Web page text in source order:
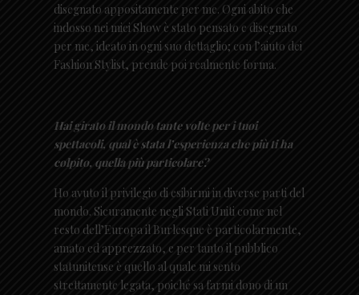
disegnato appositamente per me. Ogni abito che
indosso nei miei Show è stato pensato e disegnato
per me, ideato in ogni suo dettaglio; con l’aiuto dei
Fashion Stylist, prende poi realmente forma.
Hai girato il mondo tante volte per i tuoi
spettacoli, qual è stata l’esperienza che più ti ha
colpito, quella più particolare?
Ho avuto il privilegio di esibirmi in diverse parti del
mondo. Sicuramente negli Stati Uniti come nel
resto dell’Europa il Burlesque è particolarmente,
amato ed apprezzato, e per tanto il pubblico
statunitense è quello al quale mi sento
strettamente legata, poiché sa farmi dono di un